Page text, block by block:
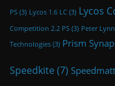
PS (3) Lycos 1.6 LC (3) Lycos
Competition 2.2 PS (3) Peter Lynn
Technologies (3) Prism
Speedkite (7)